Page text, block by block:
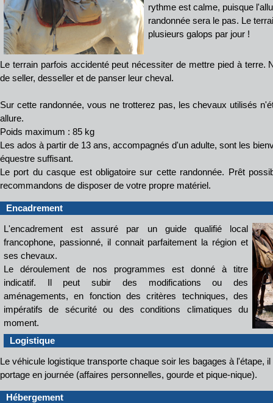
rythme est calme, puisque
randonnée sera le pas. Le
plusieurs galops par jour !
Le terrain parfois accidenté peut nécessiter de mettre pied à terre.
de seller, desseller et de panser leur cheval.
Sur cette randonnée, vous ne trotterez pas, les chevaux utilisés
allure.
Poids maximum : 85 kg
Les ados à partir de 13 ans, accompagnés d'un adulte, sont les
équestre suffisant.
Le port du casque est obligatoire sur cette randonnée. Prêt
recommandons de disposer de votre propre matériel.
Encadrement
L'encadrement est assuré par un guide qualifié local
francophone, passionné, il connait parfaitement la région et
ses chevaux.
Le déroulement de nos programmes est donné à titre
indicatif. Il peut subir des modifications ou des
aménagements, en fonction des critères techniques, des
impératifs de sécurité ou des conditions climatiques du
moment.
Logistique
Le véhicule logistique transporte chaque soir les bagages à l'étape,
portage en journée (affaires personnelles, gourde et pique-nique).
Hébergement